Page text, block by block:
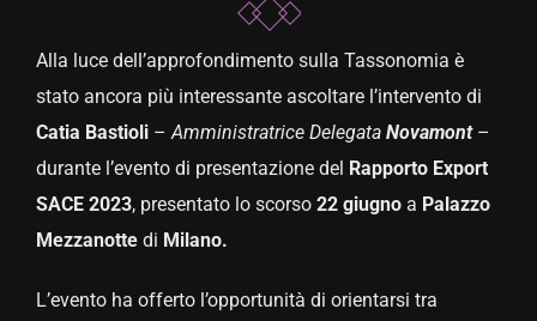
Alla luce dell’approfondimento sulla Tassonomia è
stato ancora più interessante ascoltare l’intervento di
Catia Bastioli–Amministratrice Delegata Novamont–
durante l’evento di presentazione del Rapporto Export
SACE 2023, presentato lo scorso 22 giugnoa Palazzo
Mezzanottedi Milano.
L’evento ha offerto l’opportunità di orientarsi tra